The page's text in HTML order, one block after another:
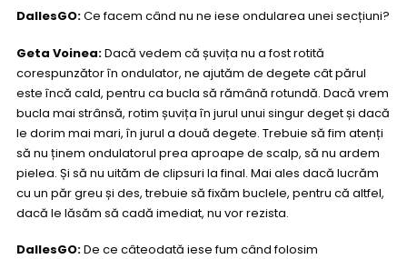
DallesGO:Ce facem când nu ne iese ondularea unei secțiuni?
Geta Voinea:Dacă vedem că șuvița nu a fost rotită
corespunzător în ondulator, ne ajutăm de degete cât părul
este încă cald, pentru ca bucla să rămână rotundă. Dacă vrem
bucla mai strânsă, rotim șuvița în jurul unui singur deget și dacă
le dorim mai mari, în jurul a două degete. Trebuie să fim atenți
să nu ținem ondulatorul prea aproape de scalp, să nu ardem
pielea. Și să nu uităm de clipsuri la final. Mai ales dacă lucrăm
cu un păr greu și des, trebuie să fixăm buclele, pentru că altfel,
dacă le lăsăm să cadă imediat, nu vor rezista.
DallesGO:De ce câteodată iese fum când folosim